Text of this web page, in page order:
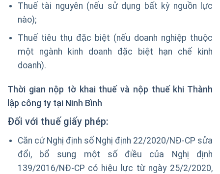
Thuế tài nguyên (nếu sử dụng bất kỳ nguồn lực
nào);
Thuế tiêu thụ đặc biệt (nếu doanh nghiệp thuộc
một ngành kinh doanh đặc biệt hạn chế kinh
doanh).
Thời gian nộp tờ khai thuế và nộp thuế khi Thành
lập công ty tại Ninh Bình
Đối với thuế giấy phép:
Căn cứ Nghị định số Nghị định 22/2020/NĐ-CP sửa
đổi, bổ sung một số điều của Nghị định
139/2016/NĐ-CP có hiệu lực từ ngày 25/2/2020,